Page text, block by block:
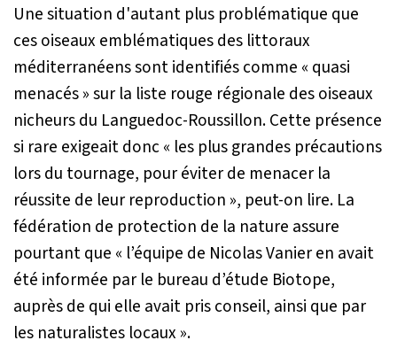
Une situation d'autant plus problématique que
ces oiseaux emblématiques des littoraux
méditerranéens sont identifiés comme « quasi
menacés »sur la liste rouge régionale des oiseaux
nicheurs du Languedoc-Roussillon. Cette présence
si rare exigeait donc« les plus grandes précautions
lors du tournage, pour éviter de menacer la
réussite de leur reproduction », peut-on lire. La
fédération de protection de la nature assure
pourtant que « l’équipe de Nicolas Vanier en avait
été informée par le bureau d’étude Biotope,
auprès de qui elle avait pris conseil, ainsi que par
les naturalistes locaux ».